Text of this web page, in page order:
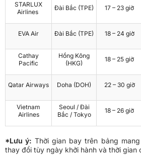
STARLUX
Airlines
Đài Bắc (TPE) 17 – 23 giờ
EVA Air Đài Bắc (TPE) 18 – 24 giờ
Cathay
Pacific
Hồng Kông
(HKG)
18 – 25 giờ
Qatar Airways Doha (DOH) 22 – 30 giờ
Vietnam
Airlines
Seoul / Đài
Bắc / Tokyo
18 – 26 giờ
*Lưu ý: Thời gian bay trên bảng
thay đổi tùy ngày khởi hành và thời gian